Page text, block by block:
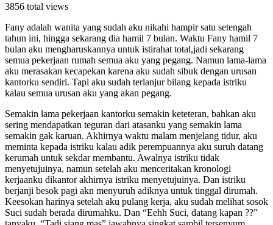
3856 total views
Fany adalah wanita yang sudah aku nikahi hampir satu setengah
tahun ini, hingga sekarang dia hamil 7 bulan. Waktu Fany hamil 7
bulan aku mengharuskannya untuk istirahat total,jadi sekarang
semua pekerjaan rumah semua aku yang pegang. Namun lama-lama
aku merasakan kecapekan karena aku sudah sibuk dengan urusan
kantorku sendiri. Tapi aku sudah terlanjur bilang kepada istriku
kalau semua urusan aku yang akan pegang.
Semakin lama pekerjaan kantorku semakin keteteran, bahkan aku
sering mendapatkan teguran dari atasanku yang semakin lama
semakin gak karuan. Akhirnya waktu malam menjelang tidur, aku
meminta kepada istriku kalau adik perempuannya aku suruh datang
kerumah untuk sekdar membantu. Awalnya istriku tidak
menyetujuinya, namun setelah aku menceritakan kronologi
kerjaanku dikantor akhirnya istriku menyetujuinya. Dan istriku
berjanji besok pagi akn menyuruh adiknya untuk tinggal dirumah.
Keesokan harinya setelah aku pulang kerja, aku sudah melihat sosok
Suci sudah berada dirumahku. Dan “Eehh Suci, datang kapan ??”